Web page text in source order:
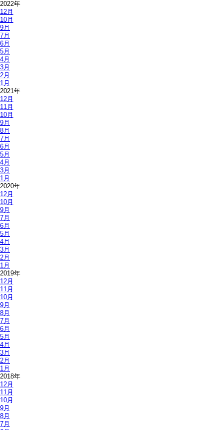
2022年
12月
10月
9月
7月
6月
5月
4月
3月
2月
1月
2021年
12月
11月
10月
9月
8月
7月
6月
5月
4月
3月
1月
2020年
12月
10月
9月
7月
6月
5月
4月
3月
2月
1月
2019年
12月
11月
10月
9月
8月
7月
6月
5月
4月
3月
2月
1月
2018年
12月
11月
10月
9月
8月
7月